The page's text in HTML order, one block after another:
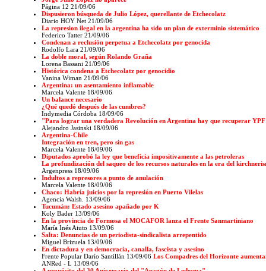
Página 12 21/09/06
Dispusieron búsqueda de Julio López, querellante de Etchecolatz
Diario HOY Net 21/09/06
La represion ilegal en la argentina ha sido un plan de exterminio sistemático
Federico Tatter 21/09/06
Condenan a reclusión perpetua a Etchecolatz por genocida
Rodolfo Lara 21/09/06
La doble moral, según Rolando Graña
Lorena Bassani 21/09/06
Histórica condena a Etchecolatz por genocidio
Vanina Wiman 21/09/06
Argentina: un asentamiento inflamable
Marcela Valente 18/09/06
Un balance necesario
¿Qué quedó después de las cumbres?
Indymedia Córdoba 18/09/06
"Para lograr una verdadera Revolución en Argentina hay que recuperar
Alejandro Jasinski 18/09/06
Argentina-Chile
Integración en tren, pero sin gas
Marcela Valente 18/09/06
Diputados aprobó la ley que beneficia impositivamente a las petroleras
La profundización del saqueo de los recursos naturales en la era del
Argenpress 18/09/06
Indultos a represores a punto de anulación
Marcela Valente 18/09/06
Chaco: Habría juicios por la represión en Puerto Vilelas
Agencia Walsh. 13/09/06
Tucumán: Estado asesino apañado por K
Koly Bader 13/09/06
En la provincia de Formosa el MOCAFOR lanza el Frente Sanmartiniano
María Inés Aiuto 13/09/06
Salta: Denuncias de un periodista-sindicalista arrepentido
Miguel Brizuela 13/09/06
En dictadura y en democracia, canalla, fascista y asesino
Frente Popular Darío Santillán 13/09/06 Los Compadres del Horizonte
ANRed - L 13/09/06